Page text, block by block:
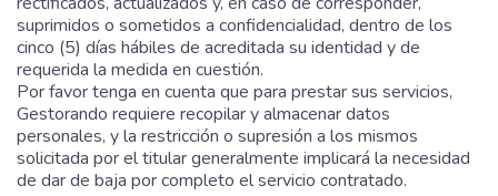
suprimidos o sometidos a confidencialidad, dentro de los
cinco (5) días hábiles de acreditada su identidad y de
requerida la medida en cuestión.
Por favor tenga en cuenta que para prestar sus servicios,
Gestorando requiere recopilar y almacenar datos
personales, y la restricción o supresión a los mismos
solicitada por el titular generalmente implicará la necesidad
de dar de baja por completo el servicio contratado.